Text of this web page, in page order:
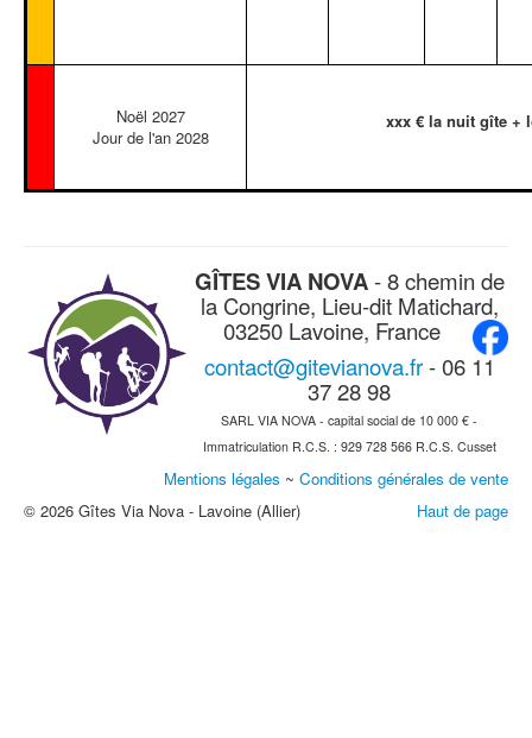
Noël 2027
Jour de l'an 2028
xxx € la nuit gîte +
GÎTES VIA NOVA- 8 chemin de
la Congrine, Lieu-dit Matichard,
03250 Lavoine, France
contact@gitevianova.fr- 06 11
37 28 98
SARL VIA NOVA - capital social de 10 000 € -
Immatriculation R.C.S. : 929 728 566 R.C.S. Cusset
Mentions légales ~ Conditions générales de vente
Haut de page
© 2026 Gîtes Via Nova - Lavoine (Allier)